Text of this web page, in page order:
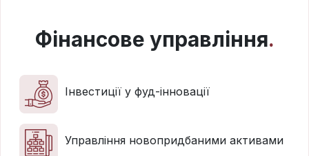
Фінансове управління
Інвестиції у фуд-інновації
Управління новопридбаними активами